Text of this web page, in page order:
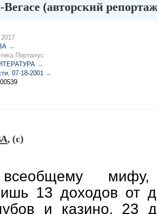
(авторский
→
Порталус
→
07-18-2001 →
, (c)
мифу,
13 доходов от
и казино. 23